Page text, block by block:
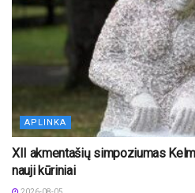
APLINKA
XII akmentašių simpoziumas
nauji kūriniai